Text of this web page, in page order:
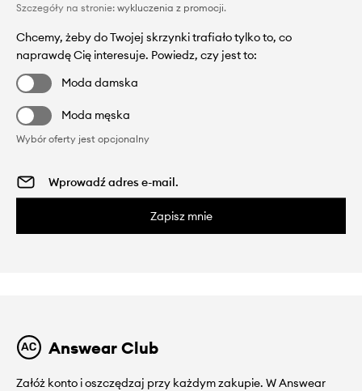
Szczegóły na stronie: wykluczenia z promocji.
Chcemy, żeby do Twojej skrzynki trafiało tylko to, co
naprawdę Cię interesuje. Powiedz, czy jest to:
Moda damska
Moda męska
Wybór oferty jest opcjonalny
Zapisz mnie
Answear Club
Załóż konto i oszczędzaj przy każdym zakupie. W Answear